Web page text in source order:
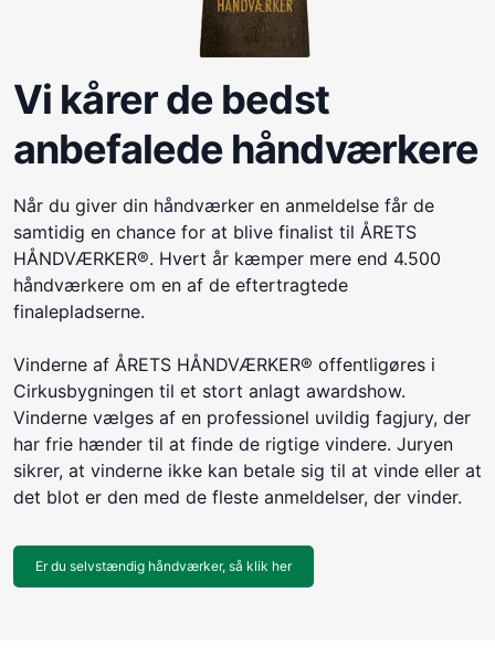
Vi kårer de bedst
anbefalede håndværkere
Når du giver din håndværker en anmeldelse får de
samtidig en chance for at blive finalist til ÅRETS
HÅNDVÆRKER®. Hvert år kæmper mere end 4.500
håndværkere om en af de eftertragtede
finalepladserne.
Vinderne af ÅRETS HÅNDVÆRKER® offentligøres i
Cirkusbygningen til et stort anlagt awardshow.
Vinderne vælges af en professionel uvildig fagjury, der
har frie hænder til at finde de rigtige vindere. Juryen
sikrer, at vinderne ikke kan betale sig til at vinde eller at
det blot er den med de fleste anmeldelser, der vinder.
Er du selvstændig håndværker, så klik her